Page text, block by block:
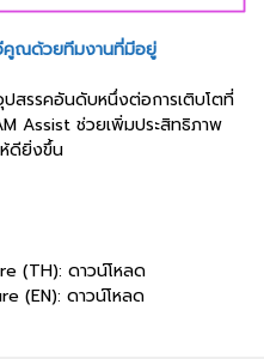
คูณด้วยทีมงานที่มีอยู่
สรรคอันดับหนึ่งต่อการเติบโตที่
Assist ช่วยเพิ่มประสิทธิภาพ
ดียิ่งขึ้น
(TH): ดาวน์โหลด
(EN): ดาวน์โหลด